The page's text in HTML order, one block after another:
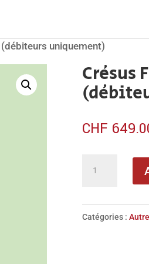
uniquement)
Crésus
CHF
Facturation
Catégories : Autre